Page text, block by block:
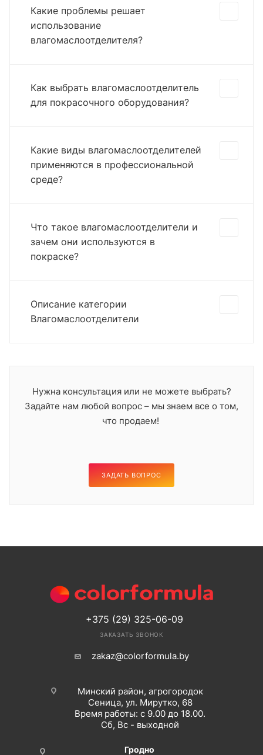
Какие проблемы решает
использование
влагомаслоотделителя?
Как выбрать влагомаслоотделитель
для покрасочного оборудования?
Какие виды влагомаслоотделителей
применяются в профессиональной
среде?
Что такое влагомаслоотделители и
зачем они используются в
покраске?
Описание категории
Влагомаслоотделители
Нужна консультация или не можете выбрать?
Задайте нам любой вопрос – мы знаем все о том,
что продаем!
ЗАДАТЬ ВОПРОС
+375 (29) 325-06-09
ЗАКАЗАТЬ ЗВОНОК
zakaz@colorformula.by
Минский район, агрогородок
Сеница, ул. Мирутко, 68
Время работы: с 9.00 до 18.00.
Сб, Вс - выходной
Гродно